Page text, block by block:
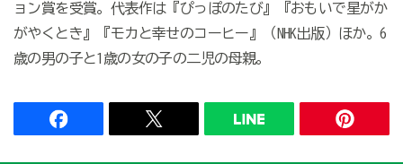
ョン賞を受賞。代表作は『ぴっぽのたび』『おもいで星がか
がやくとき』『モカと幸せのコーヒー』（NHK出版）ほか。6
歳の男の子と1歳の女の子の二児の母親。